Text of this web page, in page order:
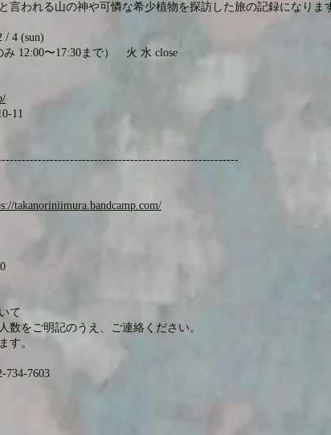
言われる山の神や可憐な希少植物を探訪した旅の記録になりま
/ 4 (sun)
み 12:00〜17:30まで） 火 水 close
11
takanoriniimura.bandcamp.com/
て
数をご明記のうえ、ご連絡ください。
す。
734-7603